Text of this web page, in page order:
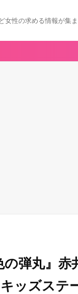
女性の求める情報が集
の弾丸』
キッズス